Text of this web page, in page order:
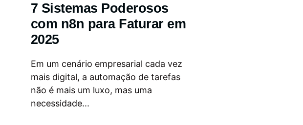
7 Sistemas Poderosos
com n8n para Faturar em
2025
Em um cenário empresarial cada vez
mais digital, a automação de tarefas
não é mais um luxo, mas uma
necessidade...